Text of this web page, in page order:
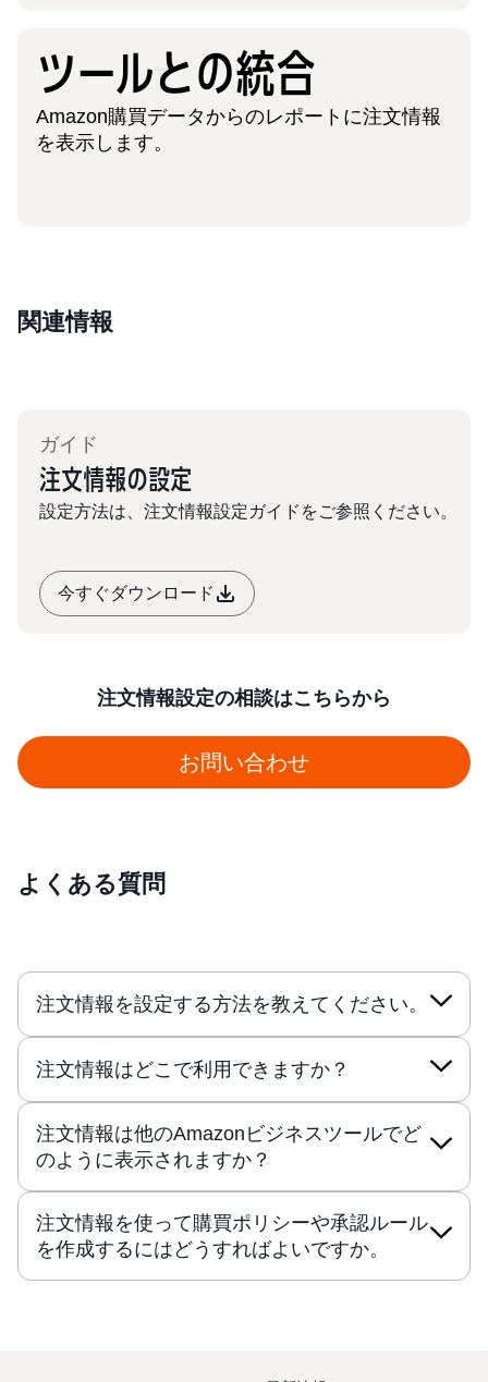
ツールとの統合
Amazon購買データからのレポートに注文情報
を表示します。
関連情報
ガイド
注文情報の設定
設定方法は、注文情報設定ガイドをご参照ください。
今すぐダウンロード
注文情報設定の相談はこちらから
お問い合わせ
よくある質問
注文情報を設定する方法を教えてください。
注文情報はどこで利用できますか？
注文情報は他のAmazonビジネスツールでど
のように表示されますか？
注文情報を使って購買ポリシーや承認ルール
を作成するにはどうすればよいですか。